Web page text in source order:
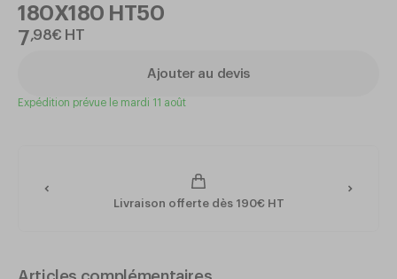
180X180 HT50
7,98€ HT
Ajouter au devis
Expédition prévue le mardi 11 août
Livraison offerte dès 190€ HT